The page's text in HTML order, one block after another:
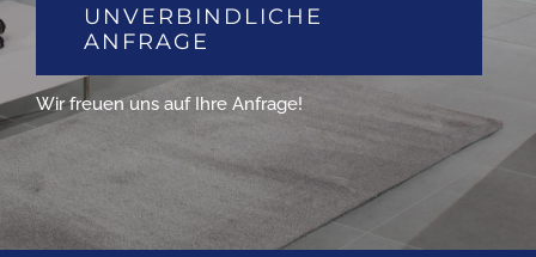
UNVERBINDLICHE
ANFRAGE
Wir freuen uns auf Ihre Anfrage!